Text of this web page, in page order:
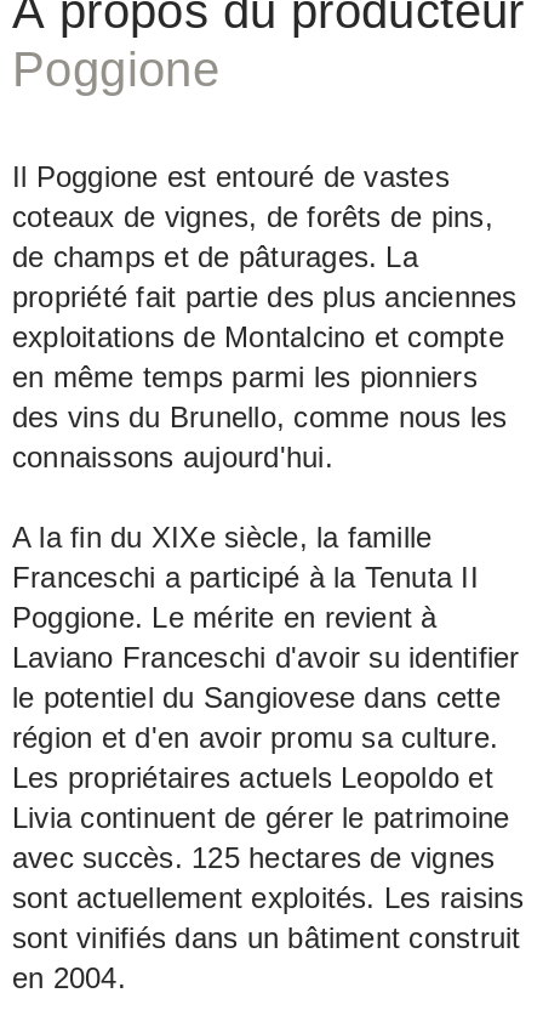
C'est un vin qui, chaque fois qu'il est
proposé par IL Poggione, est décoré
en comparaison. Depuis le millésime
2003 porte le nom du vignoble aussi en
étiquette: Vigna Paganelli.
À propos du producteur
Poggione
Il Poggione est entouré de vastes
coteaux de vignes, de forêts de pins,
de champs et de pâturages. La
propriété fait partie des plus anciennes
exploitations de Montalcino et compte
en même temps parmi les pionniers
des vins du Brunello, comme nous les
connaissons aujourd'hui.
A la fin du XIXe siècle, la famille
Franceschi a participé à la Tenuta II
Poggione. Le mérite en revient à
Laviano Franceschi d'avoir su identifier
le potentiel du Sangiovese dans cette
région et d'en avoir promu sa culture.
Les propriétaires actuels Leopoldo et
Livia continuent de gérer le patrimoine
avec succès. 125 hectares de vignes
sont actuellement exploités. Les raisins
sont vinifiés dans un bâtiment construit
en 2004.